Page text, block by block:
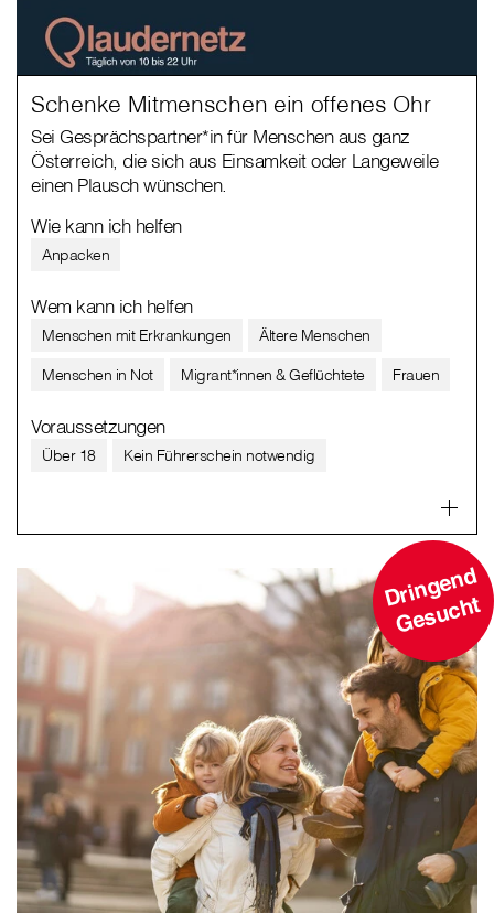
Schenke Mitmenschen ein offenes Ohr
Sei Gesprächspartner*in für Menschen aus ganz
Österreich, die sich aus Einsamkeit oder Langeweile
einen Plausch wünschen.
Wie kann ich helfen
Anpacken
Wem kann ich helfen
Menschen mit Erkrankungen
Ältere Menschen
Menschen in Not
Migrant*innen & Geflüchtete Frauen
Voraussetzungen
Über 18 Kein Führerschein notwendig
D
ri
n
g
e
n
d
G
e
s
u
c
ht